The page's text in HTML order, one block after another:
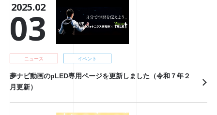
2025.02
03
ニュース イベント
夢ナビ動画のpLED専用ページを更新しました（令和７年２
月更新）